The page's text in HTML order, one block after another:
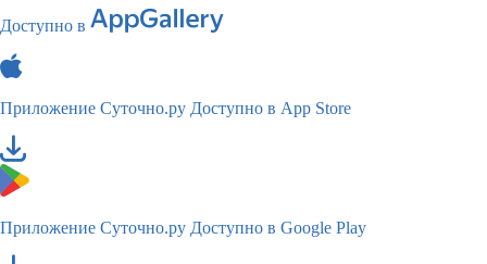
Доступно в
Приложение Суточно.ру Доступно в App Store
Приложение Суточно.ру Доступно в Google Play